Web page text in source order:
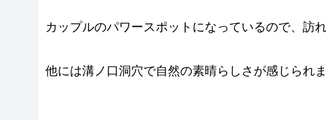
カップルのパワースポットになっているので、訪
他には溝ノ口洞穴で自然の素晴らしさが感じられま